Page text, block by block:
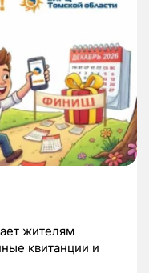
жителям
квитанции и